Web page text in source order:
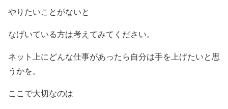
やりたいことがないと
なげいている方は考えてみてください。
ネット上にどんな仕事があったら自分は手を上げたいと思
うかを。
ここで大切なのは